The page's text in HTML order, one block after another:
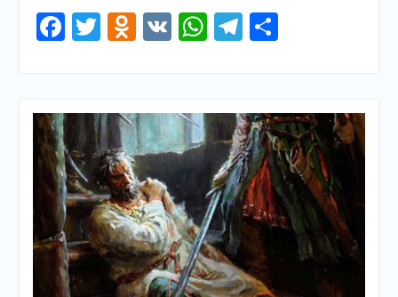
Facebook
Twitter
Odnoklassniki
VKWhatsApp
Telegram